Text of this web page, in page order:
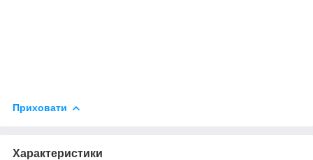
Приховати
Характеристики